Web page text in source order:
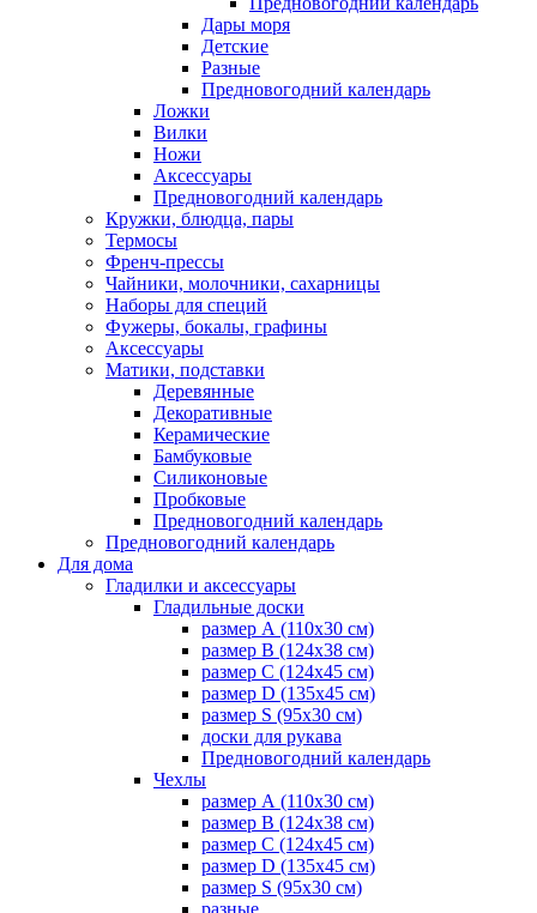
Дары моря
Детские
Разные
Предновогодний календарь
Ложки
Вилки
Ножи
Аксессуары
Предновогодний календарь
Кружки, блюдца, пары
Термосы
Френч-прессы
Чайники, молочники, сахарницы
Наборы для специй
Фужеры, бокалы, графины
Аксессуары
Матики, подставки
Деревянные
Декоративные
Керамические
Бамбуковые
Силиконовые
Пробковые
Предновогодний календарь
Предновогодний календарь
Для дома
Гладилки и аксессуары
Гладильные доски
размер А (110х30 см)
размер В (124х38 см)
размер С (124х45 см)
размер D (135х45 см)
размер S (95х30 см)
доски для рукава
Предновогодний календарь
Чехлы
размер А (110х30 см)
размер В (124х38 см)
размер С (124х45 см)
размер D (135х45 см)
размер S (95х30 см)
разные